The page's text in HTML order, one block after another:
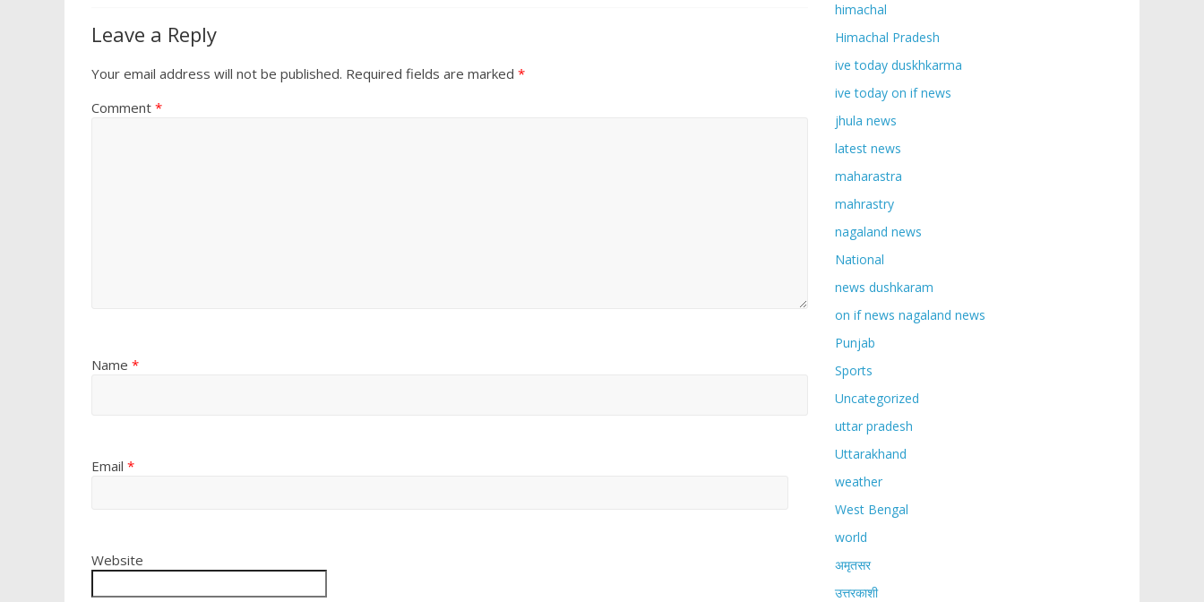
Leave a Reply
Your email address will not be published. Required fields are marked *
Comment *
Name *
Email *
Website
himachal
Himachal Pradesh
ive today duskhkarma
ive today on if news
jhula news
latest news
maharastra
mahrastry
nagaland news
National
news dushkaram
on if news nagaland news
Punjab
Sports
Uncategorized
uttar pradesh
Uttarakhand
weather
West Bengal
world
अमृतसर
उत्तरकाशी